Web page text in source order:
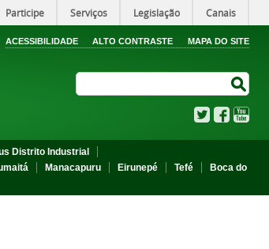
Participe Serviços Legislação Canais
ACESSIBILIDADE ALTO CONTRASTE MAPA DO SITE
TwitterFacebook
Distrito Industrial
Manacapuru Eirunepé Tefé
Boca do